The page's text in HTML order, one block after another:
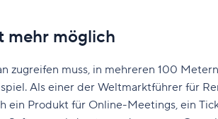
mehr möglich
zugreifen muss, in mehreren 100
Als einer der Weltmarktführer für
ein Produkt für Online-Meetings, ein